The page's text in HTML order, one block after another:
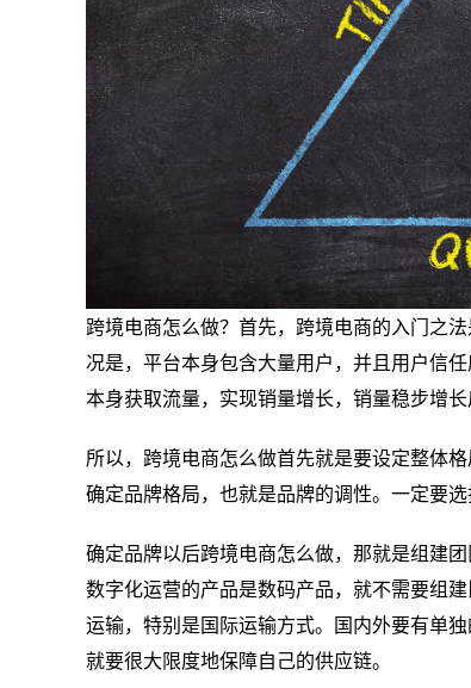
跨境电商怎么做？首先，跨境电商的入门之
况是，平台本身包含大量用户，并且用户信
本身获取流量，实现销量增长，销量稳步增长
所以，跨境电商怎么做首先就是要设定整体
确定品牌格局，也就是品牌的调性。一定要
确定品牌以后跨境电商怎么做，那就是组建
数字化运营的产品是数码产品，就不需要组
运输，特别是国际运输方式。国内外要有单
就要很大限度地保障自己的供应链。